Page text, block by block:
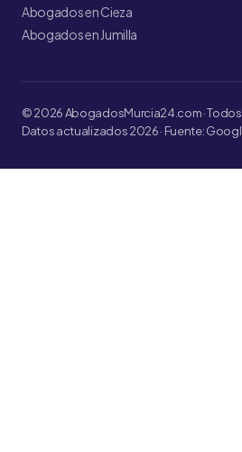
Abogados en Cieza
Abogados en Jumilla
© 2026 AbogadosMurcia24.com ·
Datos actualizados 2026 · Fuente: